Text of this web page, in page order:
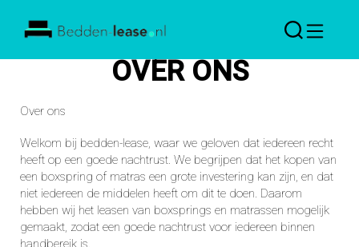
Lease
OVER ONS
Over ons
Welkom bij bedden-lease, waar we geloven dat iedereen recht
heeft op een goede nachtrust. We begrijpen dat het kopen van
een boxspring of matras een grote investering kan zijn, en dat
niet iedereen de middelen heeft om dit te doen. Daarom
hebben wij het leasen van boxsprings en matrassen mogelijk
gemaakt, zodat een goede nachtrust voor iedereen binnen
handbereik is.